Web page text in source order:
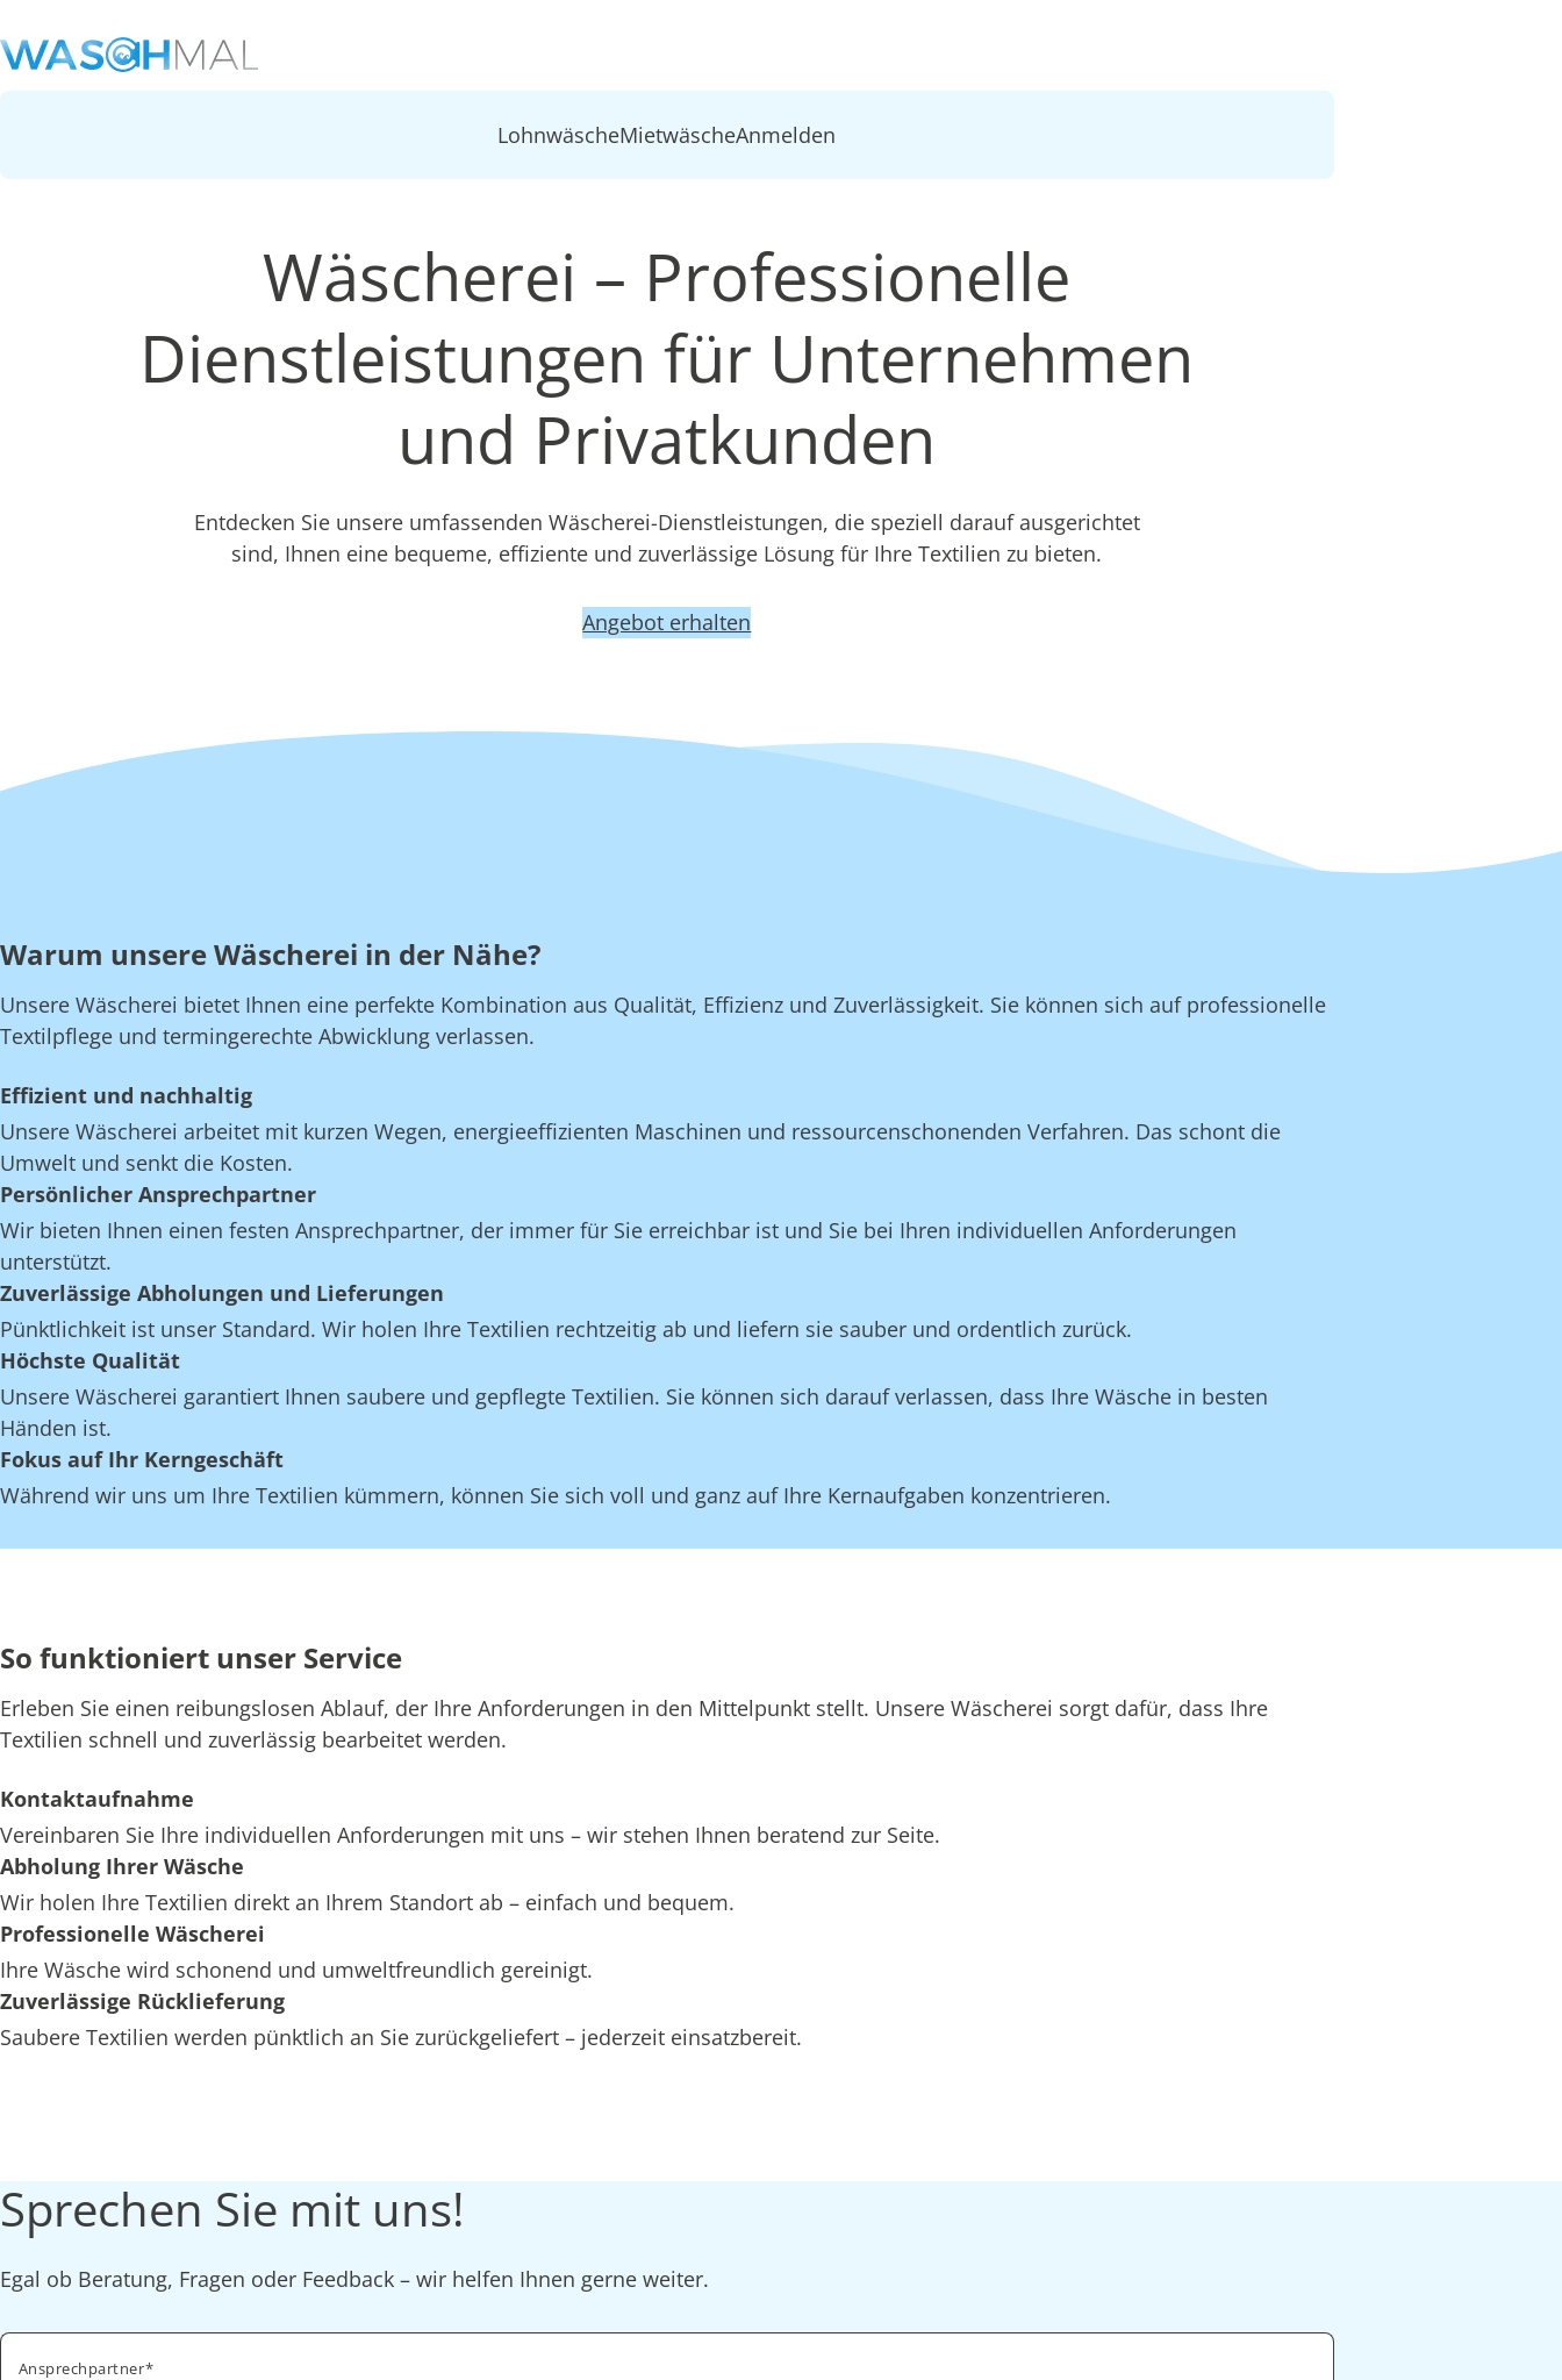
LohnwäscheMietwäscheAnmelden
Wäscherei – Professionelle
Dienstleistungen für Unternehmen
und Privatkunden
Entdecken Sie unsere umfassenden Wäscherei-Dienstleistungen, die speziell darauf ausgerichtet
sind, Ihnen eine bequeme, effiziente und zuverlässige Lösung für Ihre Textilien zu bieten.
Angebot erhalten
Warum unsere Wäscherei in der Nähe?
Unsere Wäscherei bietet Ihnen eine perfekte Kombination aus Qualität, Effizienz und Zuverlässigkeit. Sie können sich auf professionelle
Textilpflege und termingerechte Abwicklung verlassen.
Effizient und nachhaltig
Unsere Wäscherei arbeitet mit kurzen Wegen, energieeffizienten Maschinen und ressourcenschonenden Verfahren. Das schont die
Umwelt und senkt die Kosten.
Persönlicher Ansprechpartner
Wir bieten Ihnen einen festen Ansprechpartner, der immer für Sie erreichbar ist und Sie bei Ihren individuellen Anforderungen
unterstützt.
Zuverlässige Abholungen und Lieferungen
Pünktlichkeit ist unser Standard. Wir holen Ihre Textilien rechtzeitig ab und liefern sie sauber und ordentlich zurück.
Höchste Qualität
Unsere Wäscherei garantiert Ihnen saubere und gepflegte Textilien. Sie können sich darauf verlassen, dass Ihre Wäsche in besten
Händen ist.
Fokus auf Ihr Kerngeschäft
Während wir uns um Ihre Textilien kümmern, können Sie sich voll und ganz auf Ihre Kernaufgaben konzentrieren.
So funktioniert unser Service
Erleben Sie einen reibungslosen Ablauf, der Ihre Anforderungen in den Mittelpunkt stellt. Unsere Wäscherei sorgt dafür, dass Ihre
Textilien schnell und zuverlässig bearbeitet werden.
Kontaktaufnahme
Vereinbaren Sie Ihre individuellen Anforderungen mit uns – wir stehen Ihnen beratend zur Seite.
Abholung Ihrer Wäsche
Wir holen Ihre Textilien direkt an Ihrem Standort ab – einfach und bequem.
Professionelle Wäscherei
Ihre Wäsche wird schonend und umweltfreundlich gereinigt.
Zuverlässige Rücklieferung
Saubere Textilien werden pünktlich an Sie zurückgeliefert – jederzeit einsatzbereit.
Sprechen Sie mit uns!
Egal ob Beratung, Fragen oder Feedback – wir helfen Ihnen gerne weiter.
Ansprechpartner